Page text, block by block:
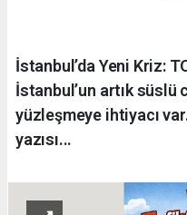
İstanbul’da Yeni Kriz:
İstanbul’un artık
yüzleşmeye ihtiyacı
yazısı...